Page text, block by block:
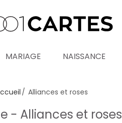
MARIAGE NAISSANCE
Alliances et roses
- Alliances et roses